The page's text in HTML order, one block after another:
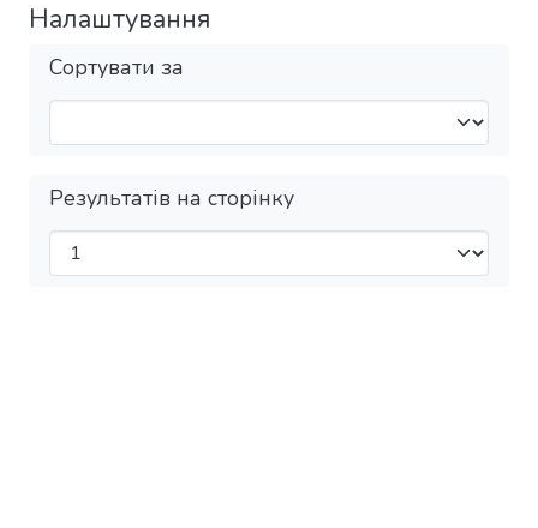
Налаштування
Сортувати за
Результатів на сторінку